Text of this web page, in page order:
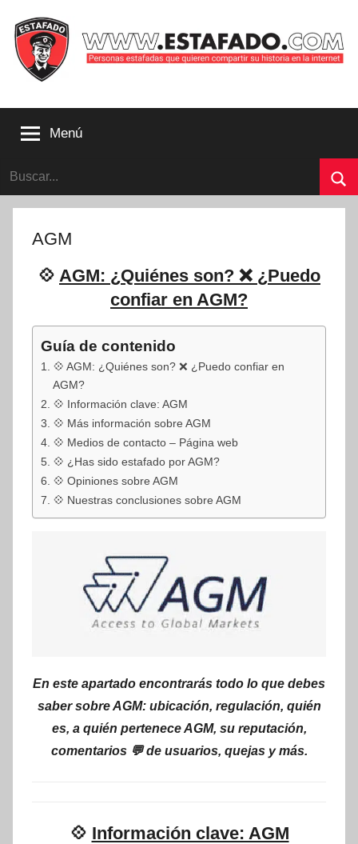
contenido
que
compartir
su
internet
Menú
Buscar:
AGM
💠 AGM: ¿Quiénes son? ❌ ¿Puedo
confiar en AGM?
Guía de contenido
💠 AGM: ¿Quiénes son? ❌ ¿Puedo confiar en
AGM?
💠 Información clave: AGM
💠 Más información sobre AGM
💠 Medios de contacto – Página web
💠 ¿Has sido estafado por AGM?
💠 Opiniones sobre AGM
💠 Nuestras conclusiones sobre AGM
En este apartado encontrarás todo lo que debes
saber sobre AGM: ubicación, regulación, quién
es, a quién pertenece AGM, su reputación,
comentarios 💬 de usuarios, quejas y más.
💠 Información clave: AGM